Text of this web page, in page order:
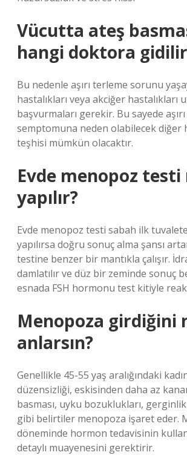
Vücutta ateş
hangi doktora
Bu nedenle aşırı terleme sorunu
hastalıkları veya akciğer hastalıkları
başvurmaları gerekir. Bu sayede
semptomuna neden olabilecek diğer
teşhisi mümkün olacaktır.
Evde menopoz testi
yapılır?
Evde menopoz testi sabah ilk tuvalete
yapılırsa doğru sonuç alma şansı
testine benzer bir mantıkla çalışır.
damlatılır ve düz bir zeminde sonuç
esnada FSH hormonu test kitiyle
Menopoza girdiğini
anlarsın?
Genellikle 45-55 yaş aralığındaki
düzensizliği, eskisinden daha az
basması, uyku bozuklukları,
gibi belirtiler menopoza işaret eder.
döneminde hormon tedavisinin
detaylı muayenesini gerektirir.